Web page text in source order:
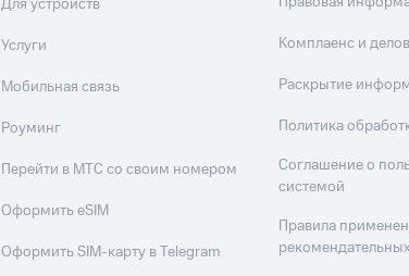
Для устройств
Услуги
Мобильная связь
Роуминг
Перейти в МТС со своим номером
Оформить eSIM
Оформить SIM-карту в Telegram
Комплаенс и
Раскрытие
Политика
Соглашение о
системой
Правила